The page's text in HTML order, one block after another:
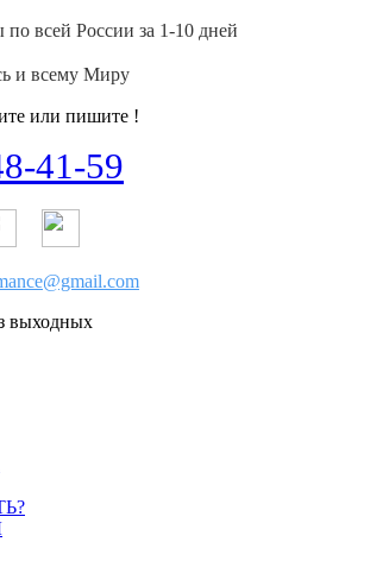
по всей России за 1-10 дней
и всему Миру
или пишите !
41-59
выходных